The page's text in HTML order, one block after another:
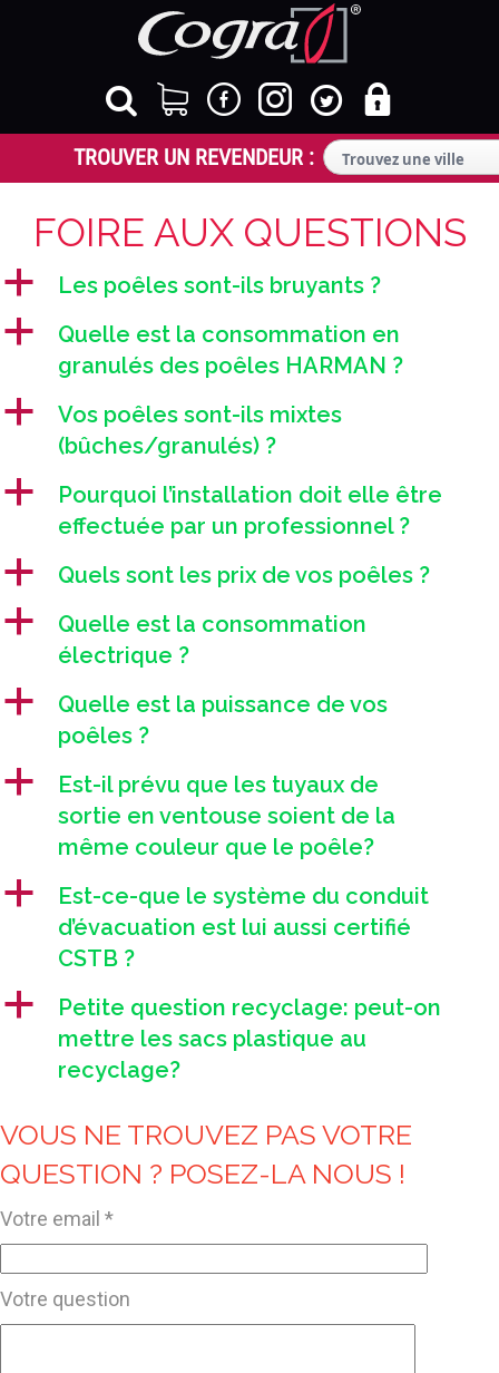
FOIRE AUX QUESTIONS
a Les poêles sont-ils bruyants ?
a
Quelle est la consommation en
granulés des poêles HARMAN ?
a
Vos poêles sont-ils mixtes
(bûches/granulés) ?
a
Pourquoi l’installation doit elle être
effectuée par un professionnel ?
a Quels sont les prix de vos poêles ?
a
Quelle est la consommation
électrique ?
a
Quelle est la puissance de vos
poêles ?
a
Est-il prévu que les tuyaux de
sortie en ventouse soient de la
même couleur que le poêle?
a
Est-ce-que le système du conduit
d’évacuation est lui aussi certifié
CSTB ?
a
Petite question recyclage: peut-on
mettre les sacs plastique au
recyclage?
VOUS NE TROUVEZ PAS VOTRE
QUESTION ? POSEZ-LA NOUS !
Votre email *
Votre question